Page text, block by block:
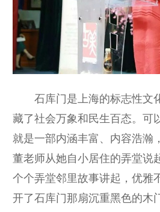
石库门是上海的标志性文
藏了社会万象和民生百态。可
就是一部内涵丰富、内容浩瀚
董老师从她自小居住的弄堂说
个个弄堂邻里故事讲起，优雅
开了石库门那扇沉重黑色的木